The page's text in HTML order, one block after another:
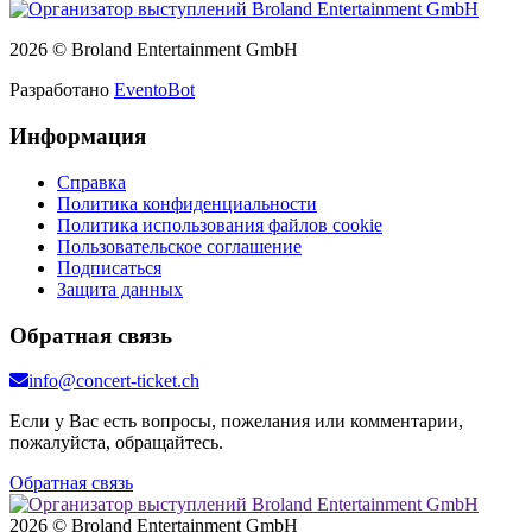
2026 © Broland Entertainment GmbH
Разработано EventoBot
Информация
Справка
Политика конфиденциальности
Политика использования файлов cookie
Пользовательское соглашение
Подписаться
Защита данных
Обратная связь
info@concert-ticket.ch
Если у Вас есть вопросы, пожелания или комментарии,
пожалуйста, обращайтесь.
Обратная связь
2026 © Broland Entertainment GmbH